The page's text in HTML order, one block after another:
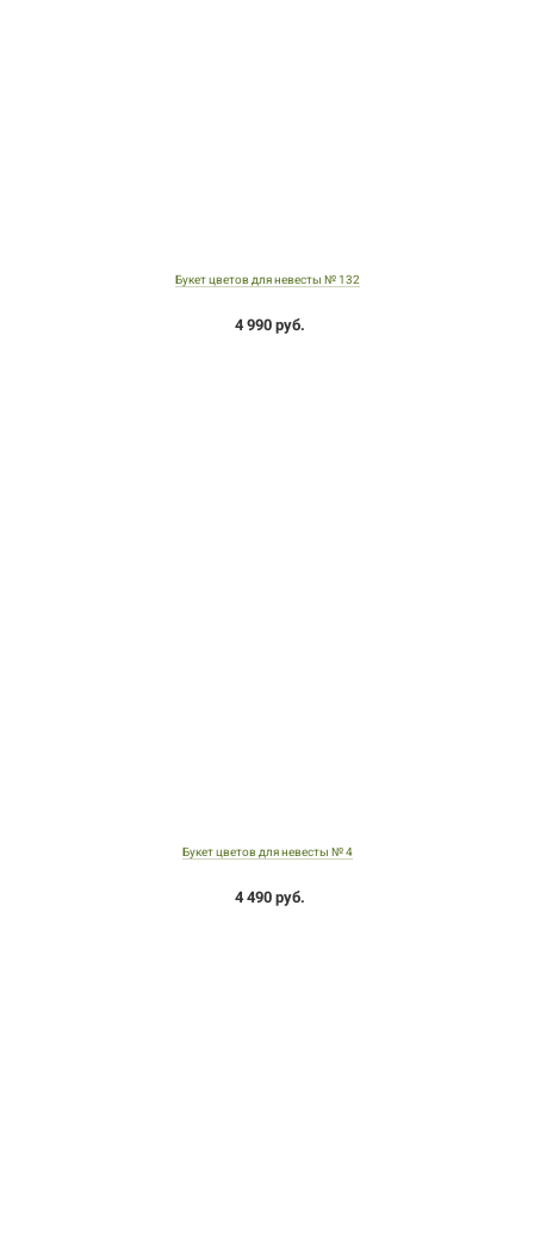
Букет цветов для невесты № 132
4 990 руб.
Букет цветов для невесты № 4
4 490 руб.